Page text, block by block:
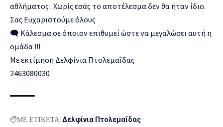
αθλήματος . Χωρίς εσάς το αποτέλεσμα δεν θα ήταν ίδιο.
Σας Ευχαριστούμε όλους
🗨 Κάλεσμα σε όποιον επιθυμεί ώστε να μεγαλώσει αυτή η
ομάδα !!!
Με εκτίμηση Δελφίνια Πτολεμαΐδας
2463080030
ΜΕ ΕΤΙΚΕΤΑ:Δελφίνια Πτολεμαΐδας